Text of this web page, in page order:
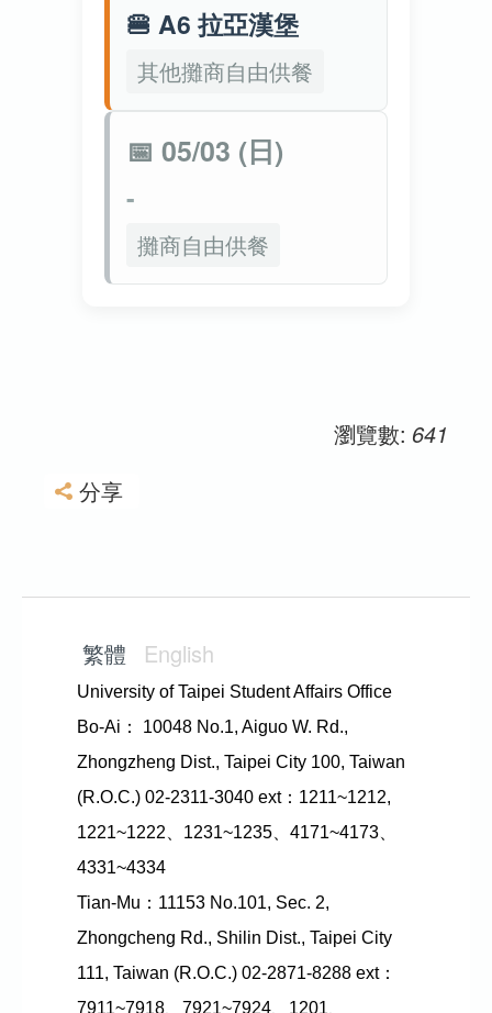
🍔 A6 拉亞漢堡
其他攤商自由供餐
📅 05/03 (日)
-
攤商自由供餐
瀏覽數: 641
分享
繁體 English
University of Taipei Student Affairs Office
Bo-Ai： 10048 No.1, Aiguo W. Rd.,
Zhongzheng Dist., Taipei City 100, Taiwan
(R.O.C.) 02-2311-3040 ext：1211~1212,
1221~1222、1231~1235、4171~4173、
4331~4334
Tian-Mu：11153 No.101, Sec. 2,
Zhongcheng Rd., Shilin Dist., Taipei City
111, Taiwan (R.O.C.) 02-2871-8288 ext：
7911~7918、7921~7924、1201、